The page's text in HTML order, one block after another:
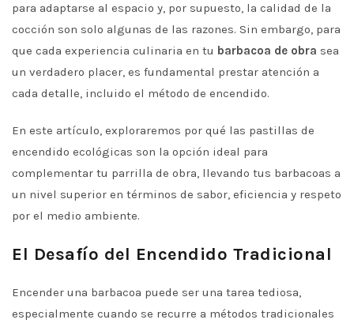
para adaptarse al espacio y, por supuesto, la calidad de la
cocción son solo algunas de las razones. Sin embargo, para
que cada experiencia culinaria en tu barbacoa de obra sea
un verdadero placer, es fundamental prestar atención a
cada detalle, incluido el método de encendido.
En este artículo, exploraremos por qué las pastillas de
encendido ecológicas son la opción ideal para
complementar tu parrilla de obra, llevando tus barbacoas a
un nivel superior en términos de sabor, eficiencia y respeto
por el medio ambiente.
El Desafío del Encendido Tradicional
Encender una barbacoa puede ser una tarea tediosa,
especialmente cuando se recurre a métodos tradicionales